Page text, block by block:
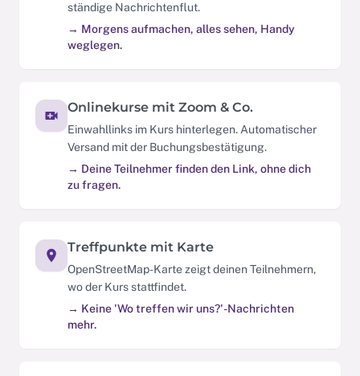
ständige Nachrichtenflut.
→ Morgens aufmachen, alles sehen, Handy
weglegen.
Onlinekurse mit Zoom & Co.
Einwahllinks im Kurs hinterlegen. Automatischer
Versand mit der Buchungsbestätigung.
→ Deine Teilnehmer finden den Link, ohne dich
zu fragen.
Treffpunkte mit Karte
OpenStreetMap-Karte zeigt deinen Teilnehmern,
wo der Kurs stattfindet.
→ Keine 'Wo treffen wir uns?'-Nachrichten
mehr.